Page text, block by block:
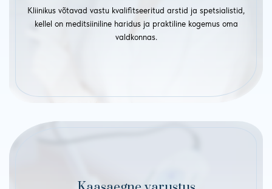
Kliinikus võtavad vastu kvalifitseeritud arstid ja spetsialistid,
kellel on meditsiiniline haridus ja praktiline kogemus oma
valdkonnas.